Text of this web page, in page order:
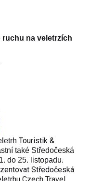
na veletrzích
Touristik &
také Středočeská
do 25. listopadu.
Středočeská